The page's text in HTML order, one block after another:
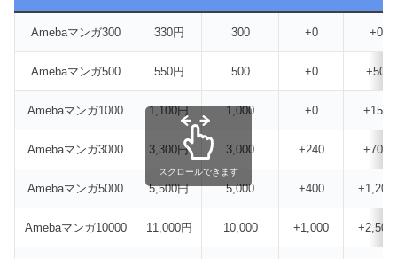
Amebaマンガ300 330円 300 +0 +0
Amebaマンガ500 550円 500 +0 +50
Amebaマンガ1000 1,100円 1,000 +0 +150
Amebaマンガ3000 3,300円 3,000 +240 +700
Amebaマンガ5000 5,500円 5,000 +400 +1,200
Amebaマンガ10000 11,000円 10,000 +1,000 +2,500
スクロールできます